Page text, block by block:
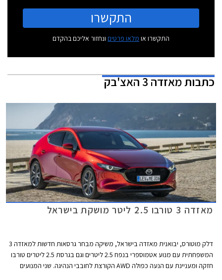
התקשרו
התקשרו או מלאו פרטים ונחזור אליכם בהקדם
כתבותמאזדה 3 האצ'בק
מאזדה 3 טורבו 2.5 ליטר מושקת בישראל
דלק מוטורס, יבואנית מאזדה בישראל, משיקה מבחר גרסאות חדשות למאזדה 3
המשפחתית עם מנוע אטמוספרי בנפח 2.5 ליטרים וגם בגרסת 2.5 ליטרים טורבו
חזקה ומעניינת עם הנעה כפולה AWD הקורצת לחובבי הנהיגה. שני המנועים